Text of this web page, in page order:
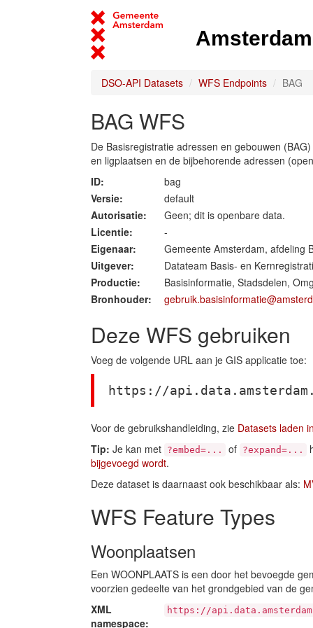
DSO-API Datasets WFS Endpoints BAG
BAG WFS
De Basisregistratie adressen en gebouwen
en ligplaatsen en de bijbehorende adressen
ID:
bag
Versie:
default
Autorisatie:
Geen; dit is openbare data.
Licentie:
-
Eigenaar:
Gemeente Amsterdam, afdeling
Uitgever:
Datateam Basis- en
Productie:
Basisinformatie, Stadsdelen,
Bronhouder:
Deze WFS gebruiken
Voeg de volgende URL aan je GIS applicatie toe:
https://
Voor de gebruikshandleiding, zie Datasets laden
Tip: Je kan met ?embed=... of ?expand=...
bijgevoegd wordt.
Deze dataset is daarnaast ook beschikbaar als:
WFS Feature Types
Woonplaatsen
Een WOONPLAATS is een door het bevoegde
voorzien gedeelte van het grondgebied van de
XML
namespace:
https://